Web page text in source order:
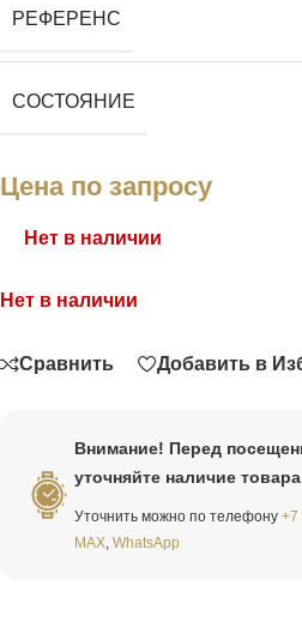
РЕФЕРЕНС
СОСТОЯНИЕ
Цена по запросу
Нет в наличии
Нет в наличии
Сравнить Добавить в
Внимание! Перед
уточняйте наличие
Уточнить можно по телефону +7
MAX, WhatsApp